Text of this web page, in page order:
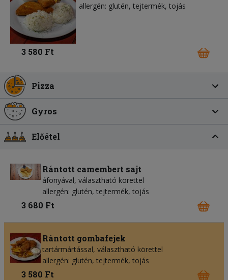
allergén: glutén, tejtermék, tojás
3 580 Ft
Pizza
Gyros
Előétel
Rántott camembert sajt
áfonyával, választható körettel
allergén: glutén, tejtermék, tojás
3 680 Ft
Rántott gombafejek
tartármártással, választható körettel
allergén: glutén, tejtermék, tojás
3 580 Ft